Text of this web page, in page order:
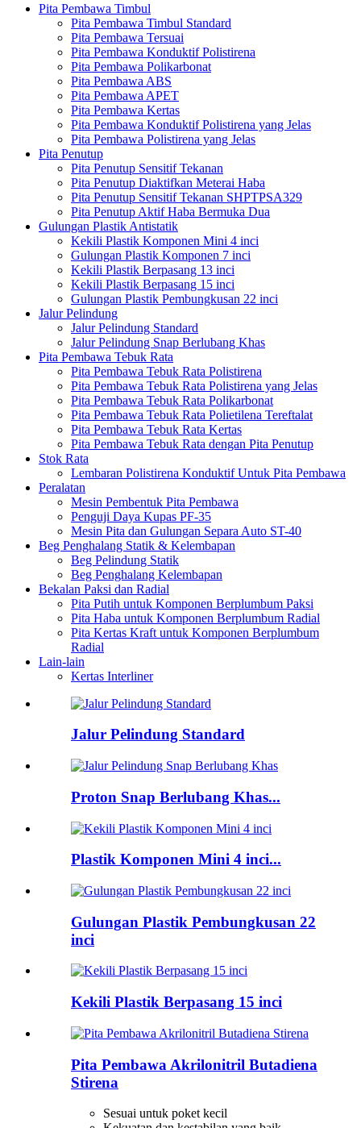
Pita Pembawa Timbul
Pita Pembawa Timbul Standard
Pita Pembawa Tersuai
Pita Pembawa Konduktif Polistirena
Pita Pembawa Polikarbonat
Pita Pembawa ABS
Pita Pembawa APET
Pita Pembawa Kertas
Pita Pembawa Konduktif Polistirena yang Jelas
Pita Pembawa Polistirena yang Jelas
Pita Penutup
Pita Penutup Sensitif Tekanan
Pita Penutup Diaktifkan Meterai Haba
Pita Penutup Sensitif Tekanan SHPTPSA329
Pita Penutup Aktif Haba Bermuka Dua
Gulungan Plastik Antistatik
Kekili Plastik Komponen Mini 4 inci
Gulungan Plastik Komponen 7 inci
Kekili Plastik Berpasang 13 inci
Kekili Plastik Berpasang 15 inci
Gulungan Plastik Pembungkusan 22 inci
Jalur Pelindung
Jalur Pelindung Standard
Jalur Pelindung Snap Berlubang Khas
Pita Pembawa Tebuk Rata
Pita Pembawa Tebuk Rata Polistirena
Pita Pembawa Tebuk Rata Polistirena yang Jelas
Pita Pembawa Tebuk Rata Polikarbonat
Pita Pembawa Tebuk Rata Polietilena Tereftalat
Pita Pembawa Tebuk Rata Kertas
Pita Pembawa Tebuk Rata dengan Pita Penutup
Stok Rata
Lembaran Polistirena Konduktif Untuk Pita Pembawa
Peralatan
Mesin Pembentuk Pita Pembawa
Penguji Daya Kupas PF-35
Mesin Pita dan Gulungan Separa Auto ST-40
Beg Penghalang Statik & Kelembapan
Beg Pelindung Statik
Beg Penghalang Kelembapan
Bekalan Paksi dan Radial
Pita Putih untuk Komponen Berplumbum Paksi
Pita Haba untuk Komponen Berplumbum Radial
Pita Kertas Kraft untuk Komponen Berplumbum
Radial
Lain-lain
Kertas Interliner
Jalur Pelindung Standard
Proton Snap Berlubang Khas...
Plastik Komponen Mini 4 inci...
Gulungan Plastik Pembungkusan 22
inci
Kekili Plastik Berpasang 15 inci
Pita Pembawa Akrilonitril Butadiena
Stirena
Sesuai untuk poket kecil